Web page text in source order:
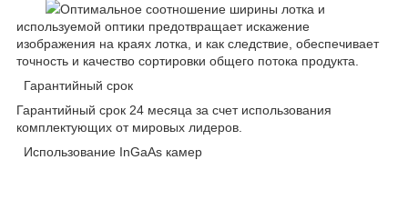
Оптимальное соотношение ширины лотка и
используемой оптики предотвращает искажение
изображения на краях лотка, и как следствие, обеспечивает
точность и качество сортировки общего потока продукта.
Гарантийный срок
Гарантийный срок 24 месяца за счет использования
комплектующих от мировых лидеров.
Использование InGaAs камер